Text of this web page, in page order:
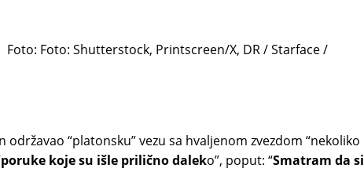
Foto: Foto: Shutterstock, Printscreen/X, DR / Starface /
“platonsku” vezu sa hvaljenom zvezdom “nekoliko
poruke koje su išle prilično daleko”, poput: “Smatram da si